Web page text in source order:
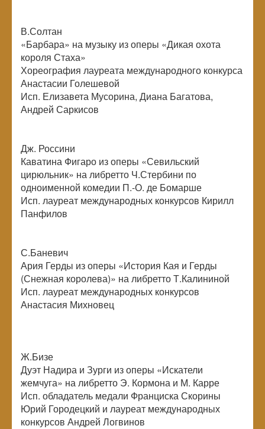
В.Солтан
«Барбара» на музыку из оперы «Дикая охота
короля Стаха»
Хореография лауреата международного конкурса
Анастасии Голешевой
Исп. Елизавета Мусорина, Диана Багатова,
Андрей Саркисов
Дж. Россини
Каватина Фигаро из оперы «Севильский
цирюльник» на либретто Ч.Стербини по
одноименной комедии П.-О. де Бомарше
Исп. лауреат международных конкурсов Кирилл
Панфилов
С.Баневич
Ария Герды из оперы «История Кая и Герды
(Снежная королева)» на либретто Т.Калининой
Исп. лауреат международных конкурсов
Анастасия Михновец
Ж.Бизе
Дуэт Надира и Зурги из оперы «Искатели
жемчуга» на либретто Э. Кормона и М. Карре
Исп. обладатель медали Франциска Скорины
Юрий Городецкий и лауреат международных
конкурсов Андрей Логвинов